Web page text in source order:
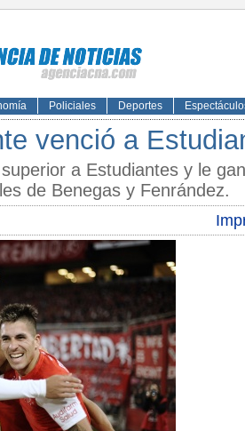
Policiales Deportes
venció a
a Estudiantes y le
de Benegas y Fenrández.